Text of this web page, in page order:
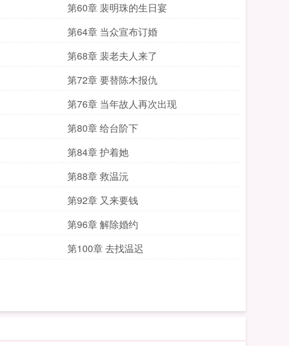
第60章 裴明珠的生日宴
第64章 当众宣布订婚
第68章 裴老夫人来了
第72章 要替陈木报仇
第76章 当年故人再次出现
第80章 给台阶下
第84章 护着她
第88章 救温沅
第92章 又来要钱
第96章 解除婚约
第100章 去找温迟